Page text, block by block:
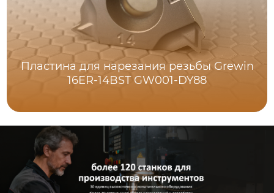
Пластина для нарезания резьбы Grewin
16ER-14BST GW001-DY88